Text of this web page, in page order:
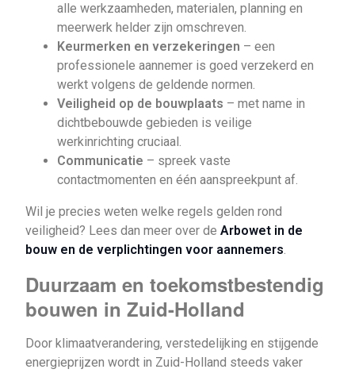
alle werkzaamheden, materialen, planning en
meerwerk helder zijn omschreven.
Keurmerken en verzekeringen – een
professionele aannemer is goed verzekerd en
werkt volgens de geldende normen.
Veiligheid op de bouwplaats – met name in
dichtbebouwde gebieden is veilige
werkinrichting cruciaal.
Communicatie – spreek vaste
contactmomenten en één aanspreekpunt af.
Wil je precies weten welke regels gelden rond
veiligheid? Lees dan meer over deArbowet in de
bouw en de verplichtingen voor aannemers.
Duurzaam en toekomstbestendig
bouwen in Zuid-Holland
Door klimaatverandering, verstedelijking en stijgende
energieprijzen wordt in Zuid-Holland steeds vaker